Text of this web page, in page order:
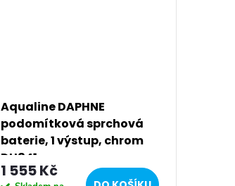
Aqualine DAPHNE
podomítková sprchová
baterie, 1 výstup, chrom
DH841
1 555 Kč